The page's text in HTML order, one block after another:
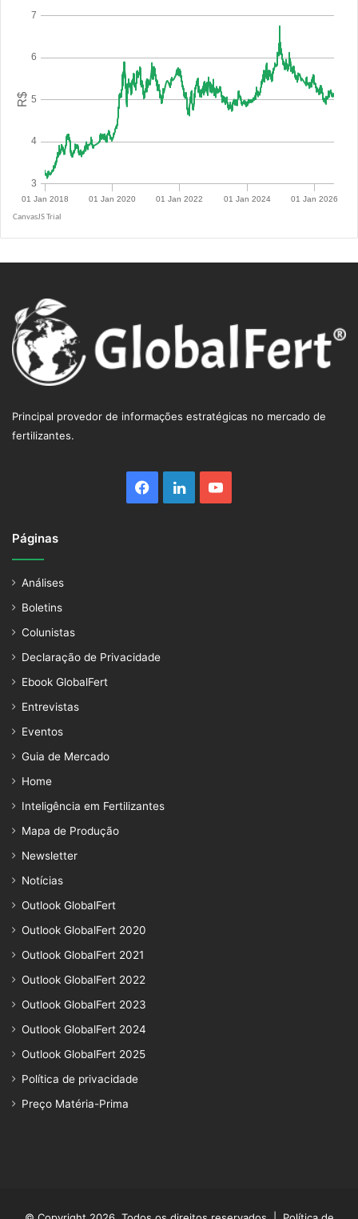
Principal provedor de informações estratégicas no mercado de
fertilizantes.
Facebook
LinkedinYouTube
Páginas
Análises
Boletins
Colunistas
Declaração de Privacidade
Ebook GlobalFert
Entrevistas
Eventos
Guia de Mercado
Home
Inteligência em Fertilizantes
Mapa de Produção
Newsletter
Notícias
Outlook GlobalFert
Outlook GlobalFert 2020
Outlook GlobalFert 2021
Outlook GlobalFert 2022
Outlook GlobalFert 2023
Outlook GlobalFert 2024
Outlook GlobalFert 2025
Política de privacidade
Preço Matéria-Prima